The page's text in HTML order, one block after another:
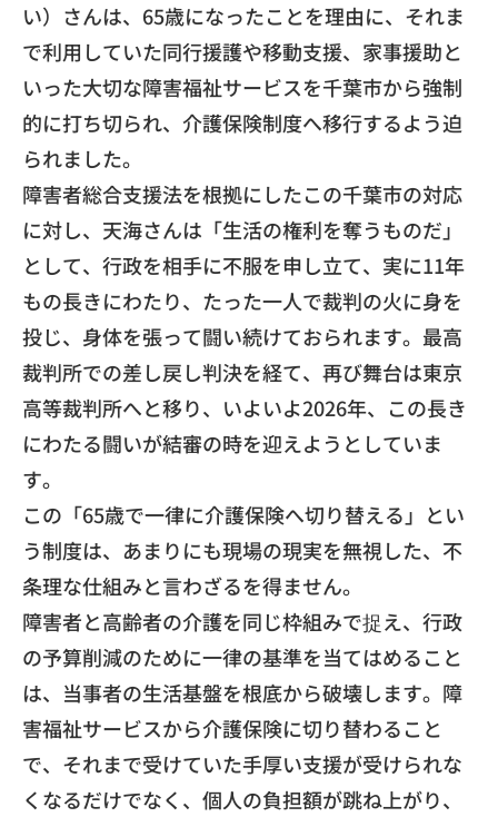
い）さんは、 65歳になったことを理由に、 それま
で利用していた同行援護や移動支援、 家事援助と
いった大切な障害福祉サービスを千葉市から強制
的に打ち切られ、介護保険制度へ移行するよう迫
られました。
​障害者総合支援法を根拠にしたこの千葉市の対応
に対し、 天海さんは「生活の権利を奪うものだ」
として、 行政を相手に不服を申し立て、実に11年
もの長きにわたり、 たった一人で裁判の火に身を
投じ、 身体を張って闘い続けておられます。 最高
裁判所での差し戻し判決を経て、 再び舞台は東京
高等裁判所へと移り、いよいよ2026年、 この長き
にわたる闘いが結審の時を迎えようとしていま
す。
​この「65歳で一律に介護保険へ切り替える」とい
う制度は、 あまりにも現場の現実を無視した、 不
条理な仕組みと言わざるを得ません。
​障害者と高齢者の介護を同じ枠組みで捉え、 行政
の予算削減のために一律の基準を当てはめること
は、 当事者の生活基盤を根底から破壊します。 障
害福祉サービスから介護保険に切り替わること
で、 それまで受けていた手厚い支援が受けられな
くなるだけでなく、 個人の負担額が跳ね上がり、